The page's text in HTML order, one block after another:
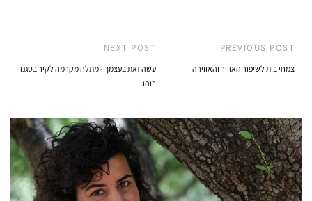
PREVIOUS POST
צמחי בית לשיפור האוויר והאווירה
NEXT POST
עשה זאת בעצמך - מתלה מקרמה לקיר בסגנון
בוהו